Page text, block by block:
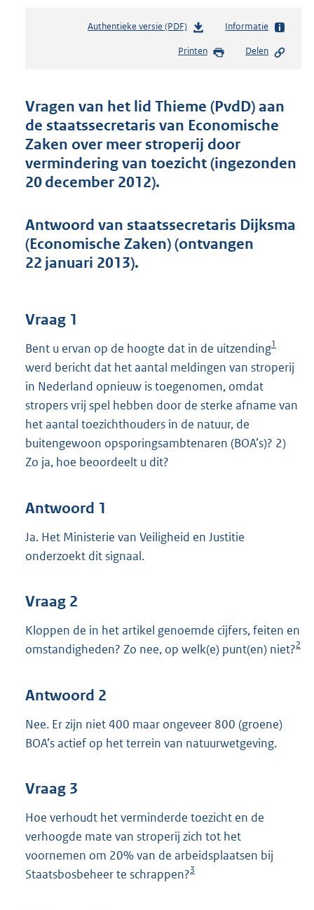
Authentieke versie (PDF)b
s
d
s
g
r
e
:
Informatie
Printen Delen
Vragen van het lid Thieme (PvdD) aan
de staatssecretaris van Economische
Zaken over meer stroperij door
vermindering van toezicht (ingezonden
20 december 2012).
Antwoord van staatssecretaris Dijksma
(Economische Zaken) (ontvangen
22 januari 2013).
Vraag 1
Bent u ervan op de hoogte dat in de uitzending1
werd bericht dat het aantal meldingen van stroperij
in Nederland opnieuw is toegenomen, omdat
stropers vrij spel hebben door de sterke afname van
het aantal toezichthouders in de natuur, de
buitengewoon opsporingsambtenaren (BOA’s)? 2)
Zo ja, hoe beoordeelt u dit?
Antwoord 1
Ja. Het Ministerie van Veiligheid en Justitie
onderzoekt dit signaal.
Vraag 2
Kloppen de in het artikel genoemde cijfers, feiten en
omstandigheden? Zo nee, op welk(e) punt(en) niet?2
Antwoord 2
Nee. Er zijn niet 400 maar ongeveer 800 (groene)
BOA’s actief op het terrein van natuurwetgeving.
Vraag 3
Hoe verhoudt het verminderde toezicht en de
verhoogde mate van stroperij zich tot het
voornemen om 20% van de arbeidsplaatsen bij
Staatsbosbeheer te schrappen?3